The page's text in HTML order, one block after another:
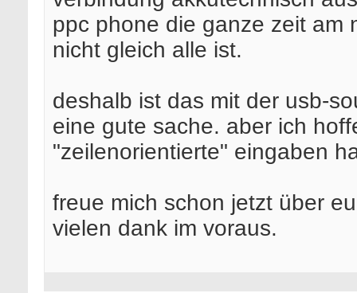
ppc phone die ganze zeit am
nicht gleich alle ist.
deshalb ist das mit der usb-
eine gute sache. aber ich
"zeilenorientierte" eingaben
freue mich schon jetzt über
vielen dank im voraus.